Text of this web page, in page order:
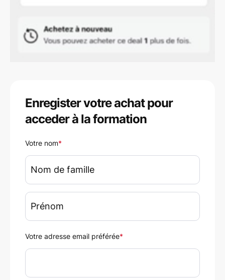
Enregister votre achat pour
acceder à la formation
Votre nom*
Votre adresse email préférée*